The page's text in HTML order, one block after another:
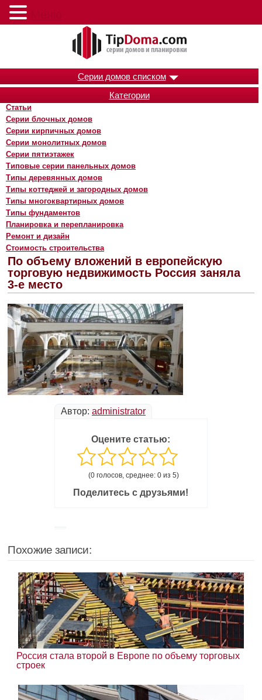
Серии домов списком
Категории
Статьи
Серии блочных домов
Серии кирпичных домов
Серии монолитных домов
Серии пятиэтажек
Типовые серии панельных домов
Типы деревянных домов
Типы коттеджей и загородных домов
Типы многоквартирных домов
Типы фундаментов
Планировка и перепланировка
Ремонт и дизайн
Стоимость строительства
По объему вложений в европейскую
торговую недвижимость Россия заняла
3-е место
Автор: administrator
Оцените статью:
(0 голосов, среднее: 0 из 5)
Поделитесь с друзьями!
Похожие записи:
Россия стала второй в Европе по объему торговых
строек